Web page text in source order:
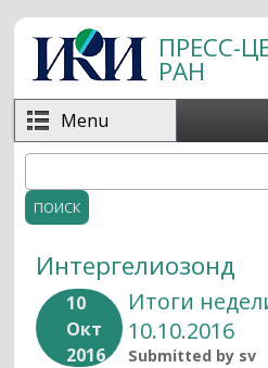
Перейти к основному
ПРЕСС-
РАН
Menu
Форма поиска
Интергелиозонд
10
Окт
2016
Итоги
10.10.2016
Submitted by sv